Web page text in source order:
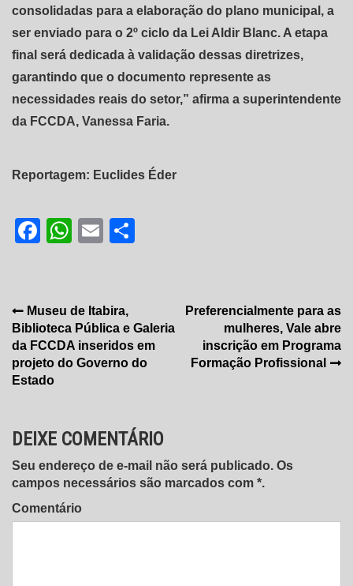
consolidadas para a elaboração do plano municipal, a
ser enviado para o 2º ciclo da Lei Aldir Blanc. A etapa
final será dedicada à validação dessas diretrizes,
garantindo que o documento represente as
necessidades reais do setor,” afirma a superintendente
da FCCDA, Vanessa Faria.
Reportagem: Euclides Éder
Facebook
WhatsApp
Email
Navegação
de
Post
Museu de Itabira,
Biblioteca Pública e Galeria
da FCCDA inseridos em
projeto do Governo do
Estado
Preferencialmente para as
mulheres, Vale abre
inscrição em Programa
Formação Profissional
DEIXE COMENTÁRIO
Seu endereço de e-mail não será publicado. Os
campos necessários são marcados com *.
Comentário